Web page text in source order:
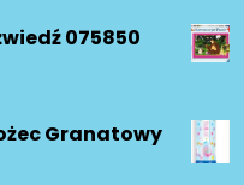
075850
Granatowy